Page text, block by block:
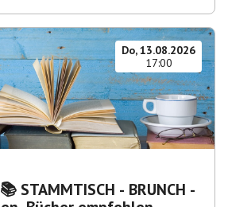
Do, 13.08.2026
17:00